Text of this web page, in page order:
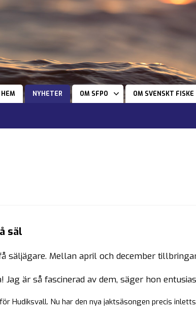
HEM NYHETER OM SFPO OM SVENSKT FISKE
säl
säljägare. Mellan april och december
är så fascinerad av dem, säger hon
Hudiksvall. Nu har den nya jaktsäsongen precis